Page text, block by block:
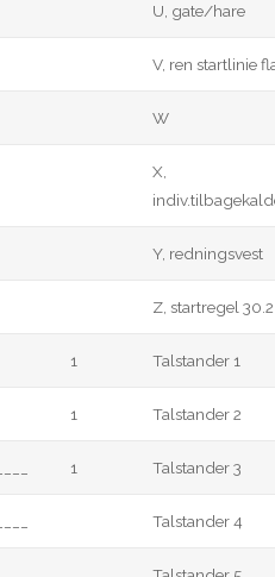
U, gate/hare
V, ren startlinie
W
X,
Y, redningsvest
Z, startregel 30.2
1 Talstander 1
1 Talstander 2
1 Talstander 3
Talstander 4